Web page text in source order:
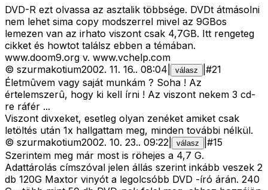
DVD-R ezt olvassa az asztalik többsége. DVDt átmásolni
nem lehet sima copy modszerrel mivel az 9GBos
lemezen van az irhato viszont csak 4,7GB. Itt rengeteg
cikket és howtot találsz ebben a témában.
www.doom9.org v. www.vchelp.com
© szurmakotium2002. 11. 16.. 08:04 válasz #21
Életmûvem vagy saját munkám ? Soha ! Az
értelemszerû, hogy ki kell írni ! Az viszont nekem 3 cd-
re ráfér ...
Viszont divxeket, esetleg olyan zenéket amiket csak
letöltés után 1x hallgattam meg, minden további nélkül.
© szurmakotium2002. 10. 23.. 09:22 válasz #15
Szerintem meg már most is röhejes a 4,7 G.
Adattárolás címszóval jelen állás szerint inkább veszek 2
db 120G Maxtor vinyót a legolcsóbb DVD -író árán. 240